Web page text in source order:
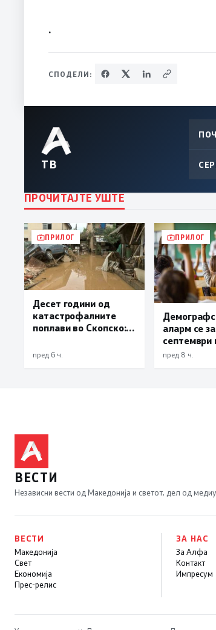
.
СПОДЕЛИ:
ТВ
ПРОЧИТАЈТЕ УШТЕ
ПРИЛОГ
Десет години од
катастрофалните
поплави во Скопско:
22 лица
пред 6 ч.
ПРИЛОГ
аларм се
септември
најмалку
пред 8 ч.
ВЕСТИ
Независни вести од Македонија и светот, дел од
ВЕСТИ
Македонија
Свет
Економија
Прес-релис
ЗА НАС
За Алфа
Контакт
Импресум